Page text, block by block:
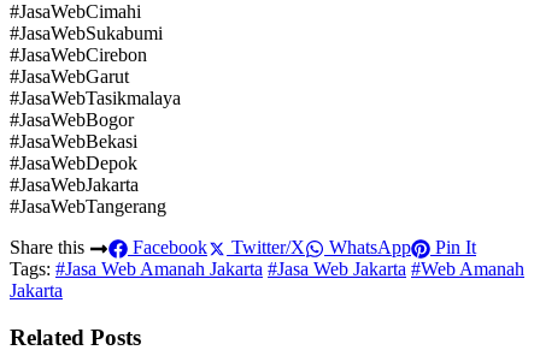
#JasaWebCimahi
#JasaWebSukabumi
#JasaWebCirebon
#JasaWebGarut
#JasaWebTasikmalaya
#JasaWebBogor
#JasaWebBekasi
#JasaWebDepok
#JasaWebJakarta
#JasaWebTangerang
Share this
Facebook Twitter/X WhatsApp
Pin It
Tags: #Jasa Web Amanah Jakarta #Jasa Web Jakarta #Web Amanah
Jakarta
Related Posts